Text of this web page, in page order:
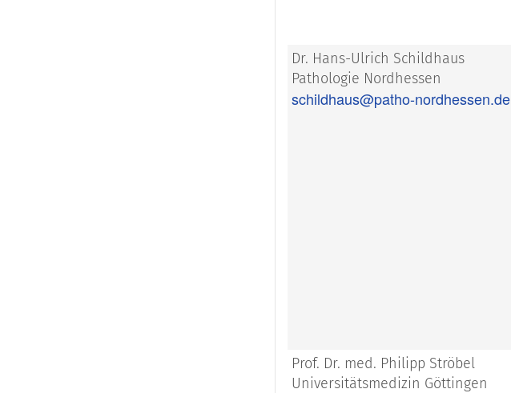
Dr. Hans-Ulrich Schildhaus
Pathologie Nordhessen
schildhaus@patho-nordhessen.de
Prof. Dr. med. Philipp Ströbel
Universitätsmedizin Göttingen